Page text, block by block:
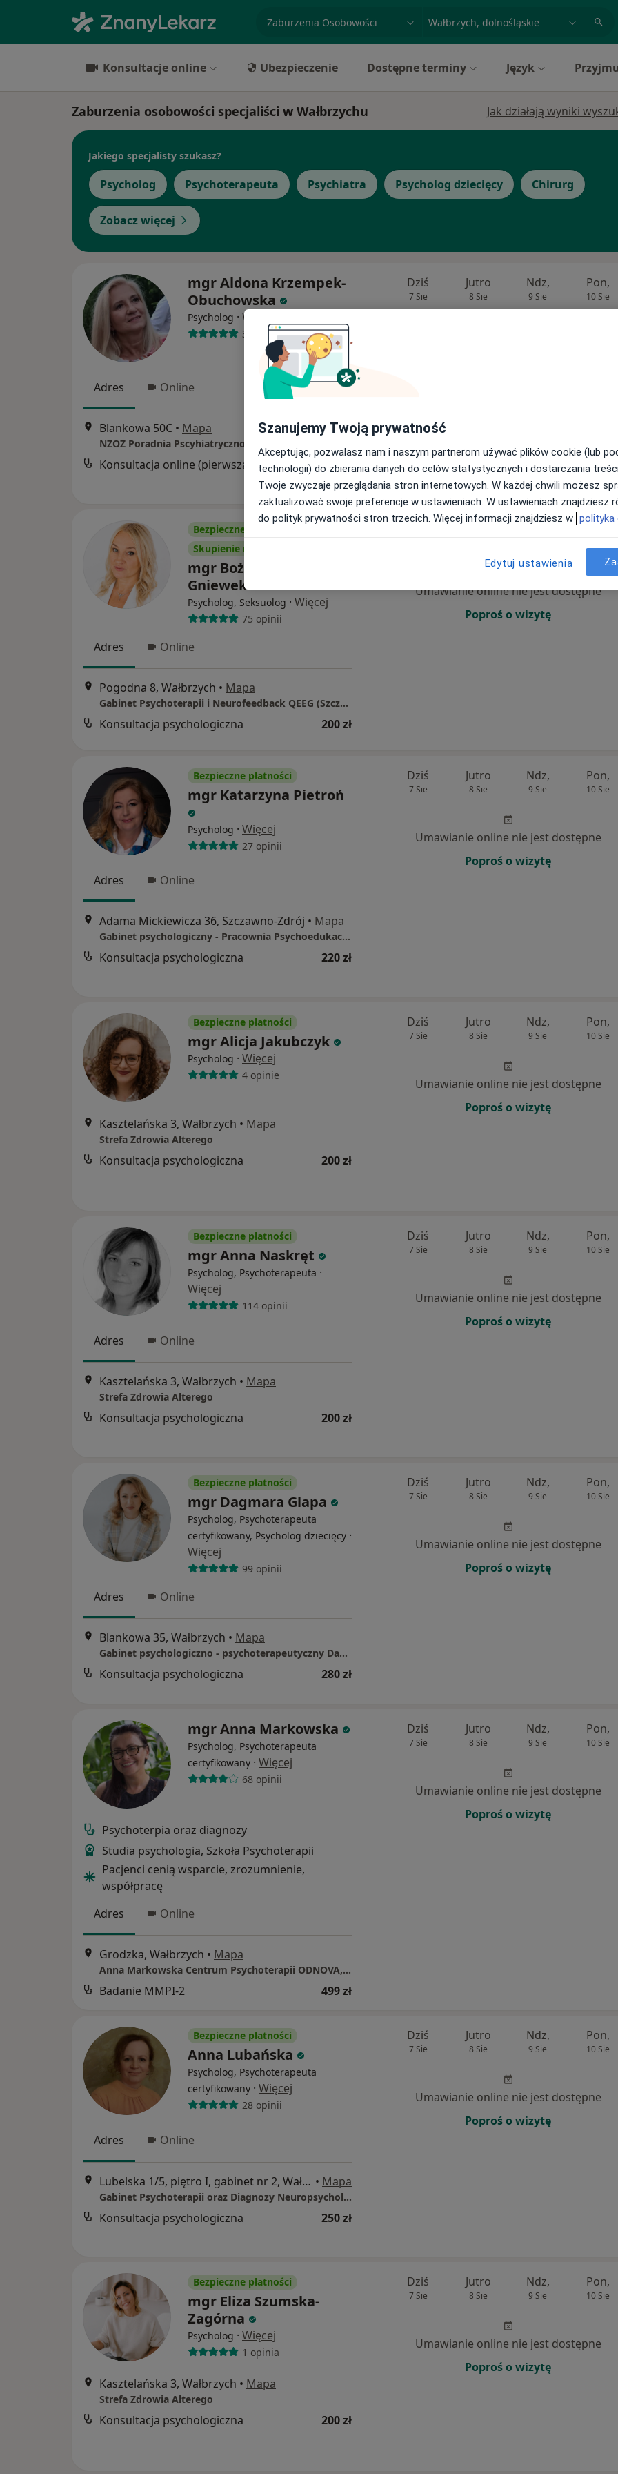
specjalizacja, badanie lub nazwiskomiasto lub dzielnica
Konsultacje online Ubezpieczenie Dostępne terminy Język
Zaburzenia osobowości specjaliści w Wałbrzychu Jak działają wyniki
Jakiego specjalisty szukasz?
Psycholog Psychoterapeuta Psychiatra Psycholog dziecięcy Chirurg
Zobacz więcej
mgr Aldona Krzempek-
Obuchowska
Psycholog · Więcej
32 opinie
Adres Online
Blankowa 50C • Mapa
Konsultacja online (pierwsza wizyta) 200 zł
Dziś
7 Sie
Jutro
8 Sie
Ndz,
9 Sie
Pon,
10 Sie
Bezpieczne płatności
Skupienie na pacjencie
mgr Bożena Elżbieta
Gniewek
Psycholog, Seksuolog · Więcej
75 opinii
Adres Online
Pogodna 8, Wałbrzych • Mapa
Gabinet Psychoterapii i Neurofeedback QEEG (Szczawienko koło WSSE)
Konsultacja psychologiczna 200 zł
Ndz, Pon,
Umawianie online nie jest dostępne
Poproś o wizytę
Bezpieczne płatności
mgr Katarzyna Pietroń
Psycholog · Więcej
27 opinii
Adres Online
Adama Mickiewicza 36, Szczawno-Zdrój • Mapa
Gabinet psychologiczny - Pracownia Psychoedukacji i Terapii "Pełnia Życia"
Konsultacja psychologiczna 220 zł
Dziś
7 Sie
Jutro
8 Sie
Ndz,
9 Sie
Pon,
10 Sie
Umawianie online nie jest dostępne
Poproś o wizytę
Bezpieczne płatności
mgr Alicja Jakubczyk
Psycholog · Więcej
4 opinie
Kasztelańska 3, Wałbrzych • Mapa
Strefa Zdrowia Alterego
Konsultacja psychologiczna 200 zł
Dziś
7 Sie
Jutro
8 Sie
Ndz,
9 Sie
Pon,
10 Sie
Umawianie online nie jest dostępne
Poproś o wizytę
Bezpieczne płatności
mgr Anna Naskręt
Psycholog, Psychoterapeuta ·
Więcej
114 opinii
Adres Online
Kasztelańska 3, Wałbrzych • Mapa
Strefa Zdrowia Alterego
Konsultacja psychologiczna 200 zł
Dziś
7 Sie
Jutro
8 Sie
Ndz,
9 Sie
Pon,
10 Sie
Umawianie online nie jest dostępne
Poproś o wizytę
Bezpieczne płatności
mgr Dagmara Glapa
Psycholog, Psychoterapeuta
certyfikowany, Psycholog dziecięcy ·
Więcej
99 opinii
Adres Online
Blankowa 35, Wałbrzych • Mapa
Gabinet psychologiczno - psychoterapeutyczny Dagmara Glapa
Konsultacja psychologiczna 280 zł
Dziś
7 Sie
Jutro
8 Sie
Ndz,
9 Sie
Pon,
10 Sie
Umawianie online nie jest dostępne
Poproś o wizytę
mgr Anna Markowska
Psycholog, Psychoterapeuta
certyfikowany · Więcej
68 opinii
Psychoterpia oraz diagnozy
Studia psychologia, Szkoła Psychoterapii
Pacjenci cenią wsparcie, zrozumnienie,
współpracę
Adres
Online
Grodzka, Wałbrzych • Mapa
Anna Markowska Centrum Psychoterapii ODNOVA, Wałbrzych
Badanie MMPI-2 499 zł
Dziś
7 Sie
Jutro
8 Sie
Ndz,
9 Sie
Pon,
10 Sie
Umawianie online nie jest dostępne
Poproś o wizytę
Bezpieczne płatności
Anna Lubańska
Psycholog, Psychoterapeuta
certyfikowany · Więcej
28 opinii
Adres Online
Lubelska 1/5, piętro I, gabinet nr 2, Wałbrzych • Mapa
Gabinet Psychoterapii oraz Diagnozy Neuropsychologicznej Anna Lubańska
Konsultacja psychologiczna 250 zł
Dziś
7 Sie
Jutro
8 Sie
Ndz,
9 Sie
Pon,
10 Sie
Umawianie online nie jest dostępne
Poproś o wizytę
Bezpieczne płatności
mgr Eliza Szumska-
Zagórna
Psycholog · Więcej
1 opinia
Kasztelańska 3, Wałbrzych • Mapa
Strefa Zdrowia Alterego
Konsultacja psychologiczna 200 zł
Dziś
7 Sie
Jutro
8 Sie
Ndz,
9 Sie
Pon,
10 Sie
Umawianie online nie jest dostępne
Poproś o wizytę
Szanujemy Twoją prywatność
Akceptując, pozwalasz nam i naszym partnerom używać plików cookie (lub
technologii) do zbierania danych do celów statystycznych i dostarczania
Twoje zwyczaje przeglądania stron internetowych. W każdej chwili możesz
zaktualizować swoje preferencje w ustawieniach. W ustawieniach znajdziesz
do polityk prywatności stron trzecich. Więcej informacji znajdziesz w polityka
Edytuj ustawienia